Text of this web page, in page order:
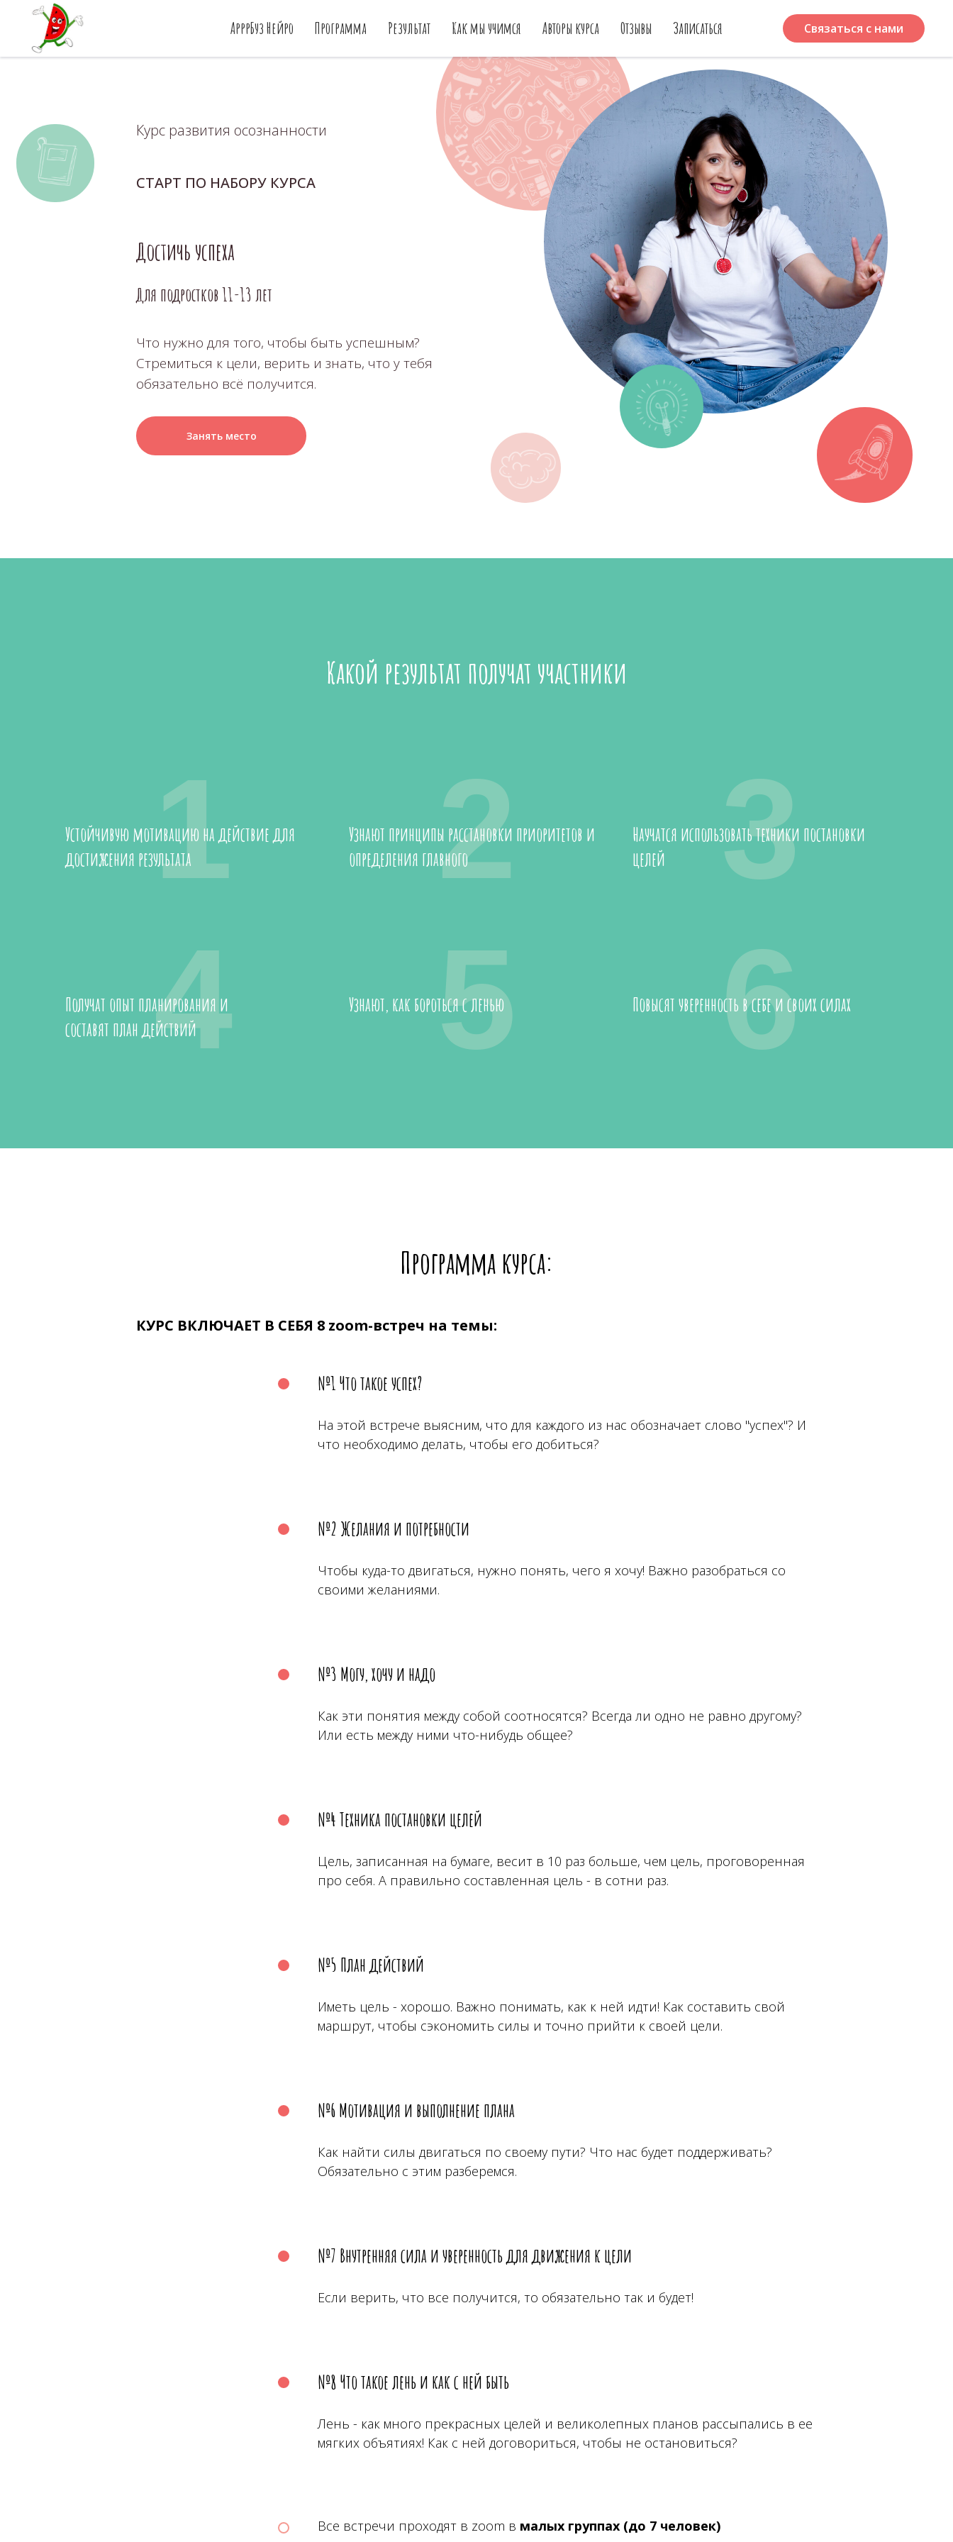
АрррБуз Нейро Программа Результат Как мы учимся Авторы курса Отзывы Записаться Связаться с нами
Занять место
Курс развития осознанности
CТАРТ ПО НАБОРУ КУРСА
Для подростков 11-13 лет
Достичь успеха
Что нужно для того, чтобы быть успешным?
Стремиться к цели, верить и знать, что у тебя
обязательно всё получится.
Какой результат получат участники
Устойчивую мотивацию на действие для
достижения результата1
Узнают принципы расстановки приоритетов и
определения главного2
Научатся использовать техники постановки
целей
3
Получат опыт планирования и
составят план действий
4 Узнают, как бороться с ленью
5 Повысят уверенность в себе и своих силах
6
Программа курса:
КУРС ВКЛЮЧАЕТ В СЕБЯ 8 zoom-встреч на темы:
№1 Что такое успех?
На этой встрече выясним, что для каждого из нас обозначает слово "успех"? И
что необходимо делать, чтобы его добиться?
№2 Желания и потребности
Чтобы куда-то двигаться, нужно понять, чего я хочу! Важно разобраться со
своими желаниями.
№3 Могу, хочу и надо
Как эти понятия между собой соотносятся? Всегда ли одно не равно другому?
Или есть между ними что-нибудь общее?
№4 Техника постановки целей
Цель, записанная на бумаге, весит в 10 раз больше, чем цель, проговоренная
про себя. А правильно составленная цель - в сотни раз.
№5 План действий
Иметь цель - хорошо. Важно понимать, как к ней идти! Как составить свой
маршрут, чтобы сэкономить силы и точно прийти к своей цели.
№6 Мотивация и выполнение плана
Как найти силы двигаться по своему пути? Что нас будет поддерживать?
Обязательно с этим разберемся.
№7 Внутренняя сила и уверенность для движения к цели
Если верить, что все получится, то обязательно так и будет!
№8 Что такое лень и как с ней быть
Лень - как много прекрасных целей и великолепных планов рассыпались в ее
мягких объятиях! Как с ней договориться, чтобы не остановиться?
Все встречи проходят в zoom в малых группах (до 7 человек)